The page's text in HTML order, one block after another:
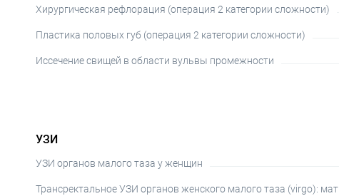
Хирургическая рефлорация (операция 2 категории сложности)
Пластика половых губ (операция 2 категории сложности)
Иссечение свищей в области вульвы промежности
УЗИ
УЗИ органов малого таза у женщин
Трансректальное УЗИ органов женского малого таза (virgo):